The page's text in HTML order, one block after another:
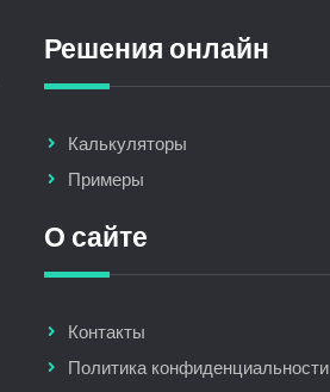
Решения онлайн
Калькуляторы
Примеры
О сайте
Контакты
Политика конфиденциальности